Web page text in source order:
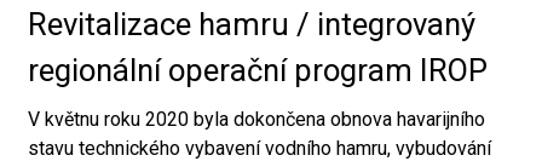
Revitalizace hamru / integrovaný
regionální operační program IROP
V květnu roku 2020 byla dokončena obnova havarijního
stavu technického vybavení vodního hamru, vybudování